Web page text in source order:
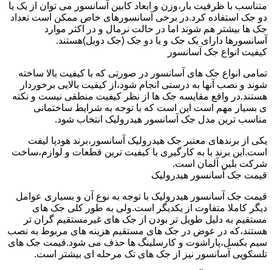
متناسب با ظرفیت بار،وزن و ابعاد کابین آسانسور می توان از یک یا
دو جک استفاده کرد.در برخی آسانسورهای خاص ممکن است تعداد
جک ها بیشتر هم شوند اما در حالت نرمال و در اکثر موارد
آسانسورها دارای یک جک و یا دو جک (جک دوبل)هستند.
کیفیت انواع جک آسانسور
تمامی انواع جک های آسانسور در صورتی که با کیفیت بالا ساخته
شوند و نصب آنها به درستی انجام شود،از کیفیت بالایی برخوردار
هستند.در واقع مقایسه جک ها از نظر کیفیت منطقی نیست و نکته
ی بسیار مهم است این است که با توجه به شرایط ساختمانی
مناسب ترین مدل جک آسانسور هیدرولیک انتخاب شود.
یکی از برندهای معتبر جک هیدرولیک آسانسور،برند هودپا لیفت
است.این برند با به کارگیری با کیفیت ترین قطعات و لوازم،ساخت
شرکت بلین آلمان است.
قیمت جک آسانسور هیدرولیک
قیمت جک آسانسور هیدرولیک با توجه به نوع آن و بسیاری عوامل
دیگر کاملا متفاوت از یکدیگر است.ولی به طور کلی جک های
مستقیم به دلیل طویل تر بودن از جک های غیرمستقیم گران تر
هستند،که در عوض در جک های مستقیم هزینه های مربوط به نصب
سیم بکسل،پاراشوت و کارسلینگ ها حذف می شود.قیمت جک های
تلسکوپی آسانسور نیز از جک های تک مرحله ای بیشتر است.